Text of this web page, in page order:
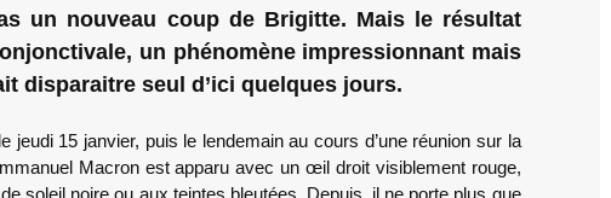
un nouveau coup de Brigitte. Mais le résultat
un phénomène impressionnant mais
disparaitre seul d’ici quelques jours.
15 janvier, puis le lendemain au cours d’une réunion sur la
Macron est apparu avec un œil droit visiblement rouge,